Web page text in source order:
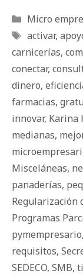
Categorías
Micro
Etiquetas
activar,
carnicerías,
conectar,
dinero,
farmacias,
innovar, Karina
medianas, mejor
Misceláneas,
panaderías,
Regularización
Programas
pymempresario,
requisitos,
SEDECO, SMB,